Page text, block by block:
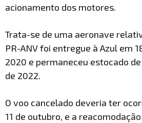
acionamento dos motores.
Trata-se de uma aeronave
PR-ANV foi entregue à Azul em
2020 e permaneceu estocado
de 2022.
O voo cancelado deveria ter
11 de outubro, e a